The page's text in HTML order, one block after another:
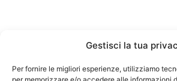
Gestisci la tua
Per fornire le migliori esperienze, utilizziamo
per memorizzare e/o accedere alle informazioni